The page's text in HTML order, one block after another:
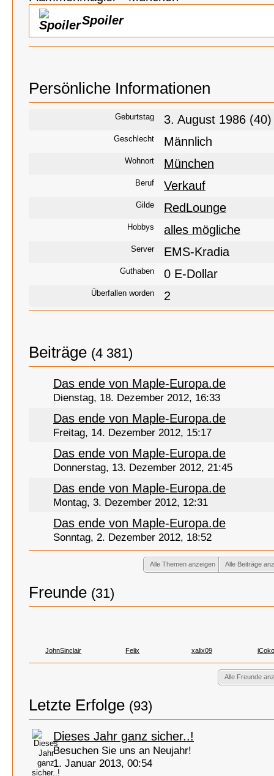
Spoiler
Persönliche Informationen
Geburtstag 3. August 1986 (40)
Geschlecht Männlich
Wohnort München
Beruf Verkauf
Gilde RedLounge
Hobbys alles mögliche
Server EMS-Kradia
Guthaben 0 E-Dollar
Überfallen worden 2
Beiträge (4 381)
Das ende von Maple-Europa.de
Dienstag, 18. Dezember 2012, 16:33
Das ende von Maple-Europa.de
Freitag, 14. Dezember 2012, 15:17
Das ende von Maple-Europa.de
Donnerstag, 13. Dezember 2012, 21:45
Das ende von Maple-Europa.de
Montag, 3. Dezember 2012, 12:31
Das ende von Maple-Europa.de
Sonntag, 2. Dezember 2012, 18:52
Alle Beiträge
Alle Themen anzeigen
Freunde (31)
JohnSinclair Felix xalix09
Alle Freunde
Letzte Erfolge (93)
Dieses Jahr ganz sicher..!
Besuchen Sie uns an Neujahr!
1. Januar 2013, 00:54